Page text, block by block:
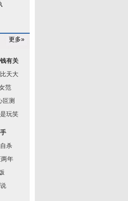
科幻风格《寂静岭5》开
更多»
有关
天大
范
叵测
玩笑
杀
年